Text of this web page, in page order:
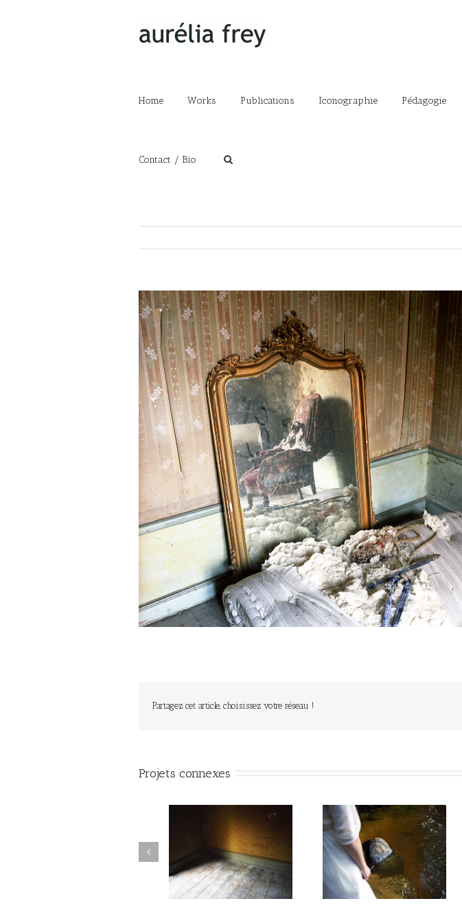
Home Works Publications Iconographie Pédagogie
Contact / Bio
Partagez cet article, choisissez votre réseau !
Projets connexes
Autant parler au vent #001
Autant parler au vent #014
Autant parler au vent #013